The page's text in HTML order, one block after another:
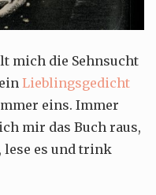
mich die Sehnsucht
Lieblingsgedicht
eins. Immer
mir das Buch raus,
es und trink